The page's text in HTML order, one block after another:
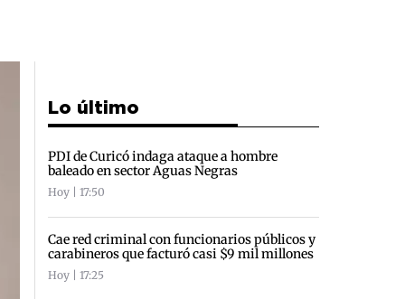
Lo último
PDI de Curicó indaga ataque a hombre
baleado en sector Aguas Negras
Hoy | 17:50
Cae red criminal con funcionarios públicos y
carabineros que facturó casi $9 mil millones
Hoy | 17:25